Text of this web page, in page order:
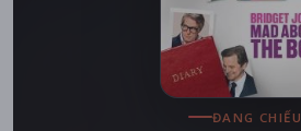
ĐANG CHIẾU